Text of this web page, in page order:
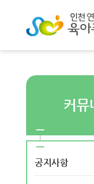
커뮤
공지사항